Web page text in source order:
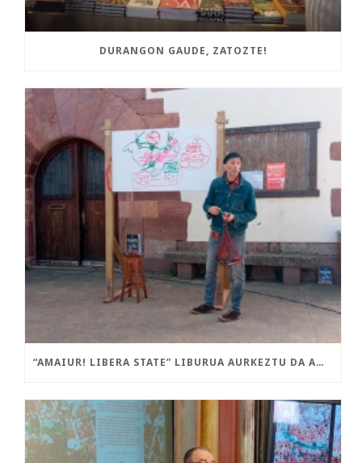
DURANGON GAUDE, ZATOZTE!
“AMAIUR! LIBERA STATE” LIBURUA AURKEZTU DA AMAIURREN